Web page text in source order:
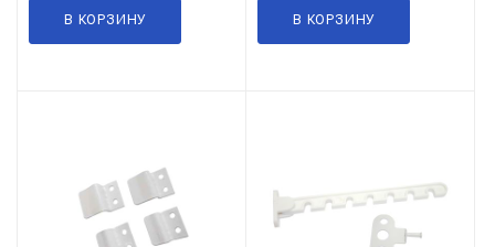
В КОРЗИНУ В КОРЗИНУ